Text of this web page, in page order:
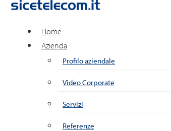
Home
Azienda
Profilo aziendale
Video Corporate
Servizi
Referenze